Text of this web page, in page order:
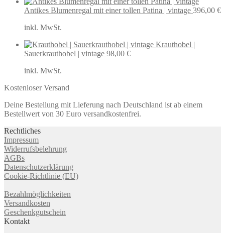
Antikes Blumenregal mit einer tollen Patina | vintage 396,00 €
inkl. MwSt.
Krauthobel |
Sauerkrauthobel | vintage 98,00 €
inkl. MwSt.
Kostenloser Versand
Deine Bestellung mit Lieferung nach Deutschland ist ab einem
Bestellwert von 30 Euro versandkostenfrei.
Rechtliches
Impressum
Widerrufsbelehrung
AGBs
Datenschutzerklärung
Cookie-Richtlinie (EU)
Bezahlmöglichkeiten
Versandkosten
Geschenkgutschein
Kontakt